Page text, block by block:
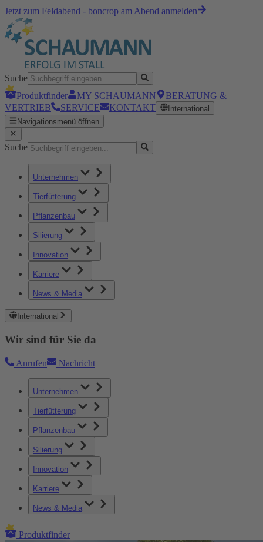
Jetzt zum Feldabend - boncrop am Abend anmelden
Suche
Produktfinder
MY SCHAUMANN
BERATUNG &
VERTRIEB
SERVICE KONTAKT
International
Navigationsmenü öffnen
Suche
Unternehmen
Tierfütterung
Pflanzenbau
Silierung
Innovation
Karriere
News & Media
International
Wir sind für Sie da
Anrufen Nachricht
Unternehmen
Tierfütterung
Pflanzenbau
Silierung
Innovation
Karriere
News & Media
Produktfinder